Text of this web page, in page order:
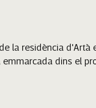
la residència
emmarcada dins el